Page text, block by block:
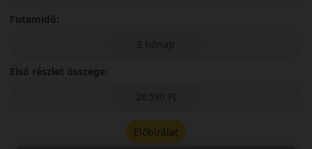
Futamidő:
3 hónap
Első részlet összege:
26 590 Ft
Előbírálat